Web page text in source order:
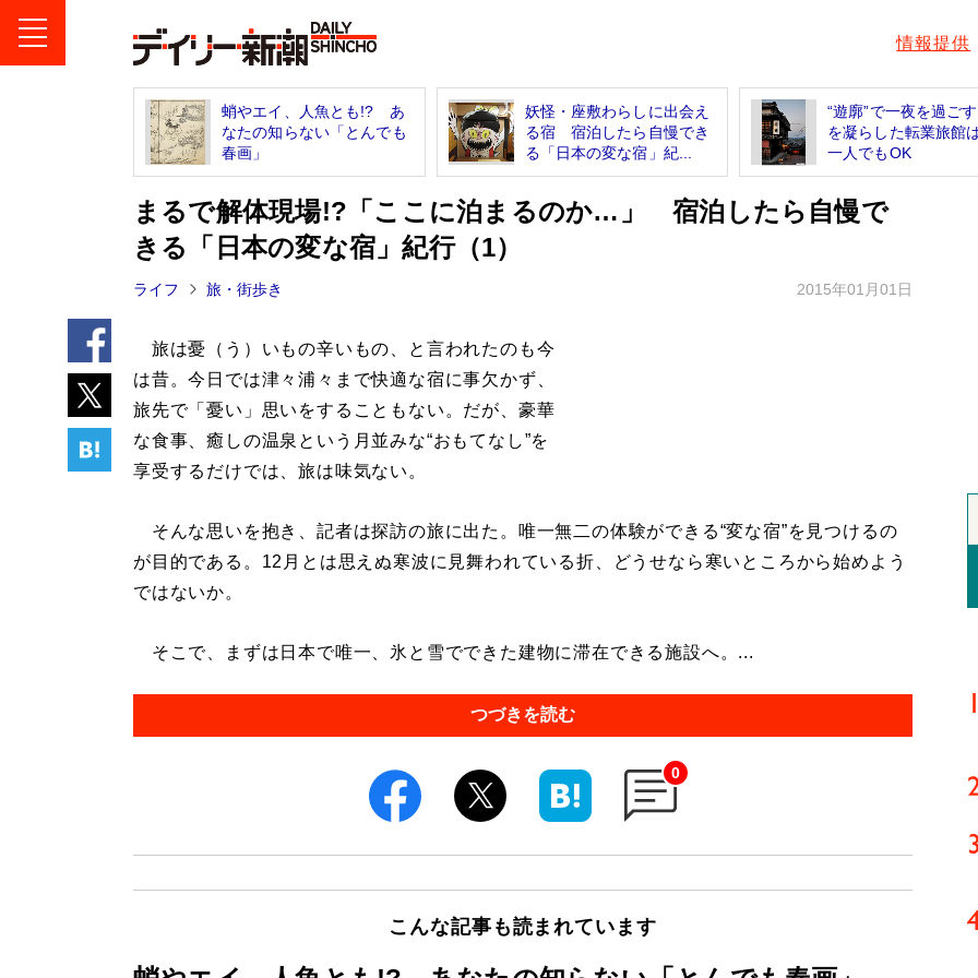
情報提供
蛸やエイ、人魚とも!? あ
なたの知らない「とんでも
春画」
妖怪・座敷わらしに出会え
る宿 宿泊したら自慢でき
る「日本の変な宿」紀...
“遊廓”で一夜を過ご
を凝らした転業旅館
一人でもOK
まるで解体現場!?「ここに泊まるのか…」 宿泊したら自慢で
きる「日本の変な宿」紀行（1）
ライフ 旅・街歩き 2015年01月01日
旅は憂（う）いもの辛いもの、と言われたのも今
は昔。今日では津々浦々まで快適な宿に事欠かず、
旅先で「憂い」思いをすることもない。だが、豪華
な食事、癒しの温泉という月並みな“おもてなし”を
享受するだけでは、旅は味気ない。
そんな思いを抱き、記者は探訪の旅に出た。唯一無二の体験ができる“変な宿”を見つけるの
が目的である。12月とは思えぬ寒波に見舞われている折、どうせなら寒いところから始めよう
ではないか。
そこで、まずは日本で唯一、氷と雪でできた建物に滞在できる施設へ。...
つづきを読む
0
こんな記事も読まれています